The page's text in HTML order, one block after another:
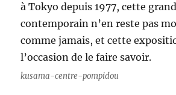
à Tokyo depuis 1977, cette
contemporain n’en reste pas
comme jamais, et cette
l’occasion de le faire savoir.
kusama-centre-pompidou